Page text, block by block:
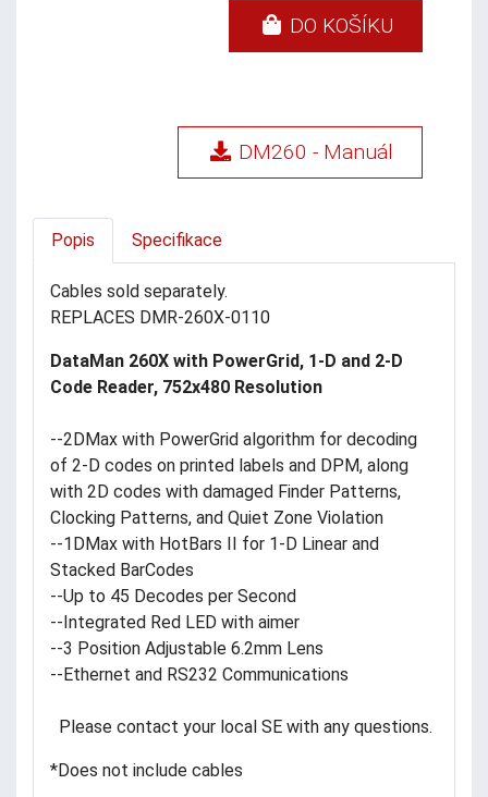
DO KOŠÍKU
DM260 - Manuál
Popis Specifikace
Cables sold separately.
REPLACES DMR-260X-0110
DataMan 260X with PowerGrid, 1-D and 2-D
Code Reader, 752x480 Resolution
--2DMax with PowerGrid algorithm for decoding
of 2-D codes on printed labels and DPM, along
with 2D codes with damaged Finder Patterns,
Clocking Patterns, and Quiet Zone Violation
--1DMax with HotBars II for 1-D Linear and
Stacked BarCodes
--Up to 45 Decodes per Second
--Integrated Red LED with aimer
--3 Position Adjustable 6.2mm Lens
--Ethernet and RS232 Communications
Please contact your local SE with any questions.
*Does not include cables